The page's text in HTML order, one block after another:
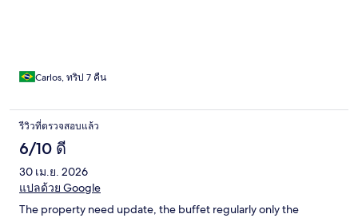
Carlos, ทริป 7 คืน
รีวิวที่ตรวจสอบแล้ว
6/10 ดี
30 เม.ย. 2026
แปลด้วย Google
The property need update, the buffet regularly only the